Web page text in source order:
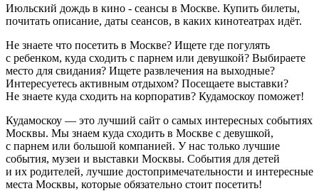
Июльский дождь в кино - сеансы в Москве. Купить билеты,
почитать описание, даты сеансов, в каких кинотеатрах идёт.
Не знаете что посетить в Москве? Ищете где погулять
с ребенком, куда сходить с парнем или девушкой? Выбираете
место для свидания? Ищете развлечения на выходные?
Интересуетесь активным отдыхом? Посещаете выставки?
Не знаете куда сходить на корпоратив? Кудамоскоу поможет!
Кудамоскоу — это лучший сайт о самых интересных событиях
Москвы. Мы знаем куда сходить в Москве с девушкой,
с парнем или большой компанией. У нас только лучшие
события, музеи и выставки Москвы. События для детей
и их родителей, лучшие достопримечательности и интересные
места Москвы, которые обязательно стоит посетить!